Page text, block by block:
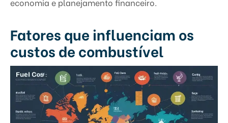
Fatores que influenciam os
custos de combustível